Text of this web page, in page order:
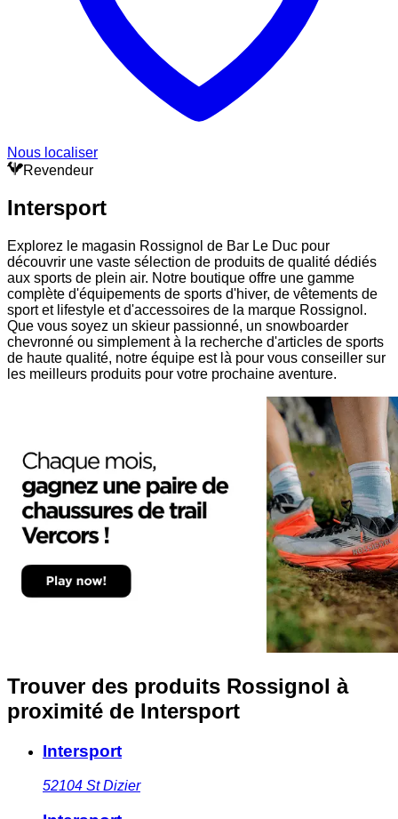
Nous localiser
Revendeur
Intersport
Explorez le magasin Rossignol de Bar Le Duc pour
découvrir une vaste sélection de produits de qualité dédiés
aux sports de plein air. Notre boutique offre une gamme
complète d'équipements de sports d'hiver, de vêtements de
sport et lifestyle et d'accessoires de la marque Rossignol.
Que vous soyez un skieur passionné, un snowboarder
chevronné ou simplement à la recherche d'articles de sports
de haute qualité, notre équipe est là pour vous conseiller sur
les meilleurs produits pour votre prochaine aventure.
Trouver des produits Rossignol à
proximité de Intersport
Intersport
52104 St Dizier